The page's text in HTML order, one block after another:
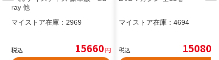
ray 他
マイストア在庫： 2969
税込 15660円
マイストア在庫： 4694
税込 15080